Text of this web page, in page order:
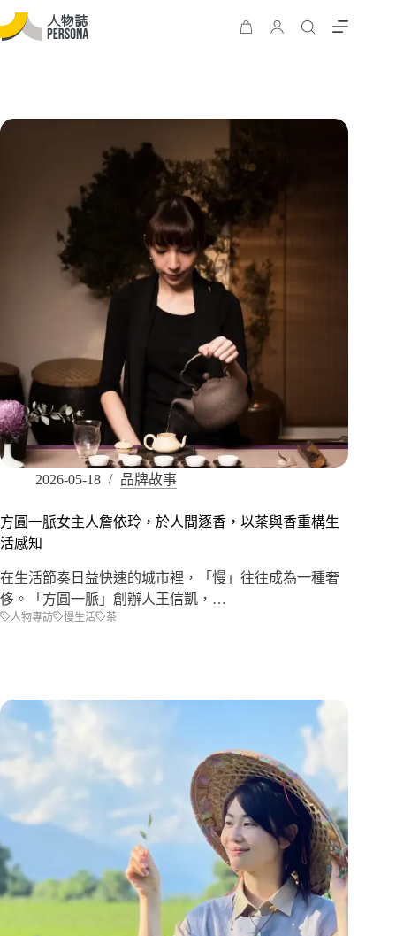
2026-05-18 品牌故事
方圓一脈女主人詹依玲，於人間逐香，以茶與香重構生
活感知
在生活節奏日益快速的城市裡，「慢」往往成為一種奢
侈。「方圓一脈」創辦人王信凱，…
人物專訪 慢生活 茶